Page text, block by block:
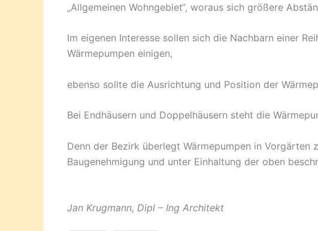
„Allgemeinen Wohngebiet“, woraus sich größere
Im eigenen Interesse sollen sich die Nachbarn einer
Wärmepumpen einigen,
ebenso sollte die Ausrichtung und Position der
Bei Endhäusern und Doppelhäusern steht die
Denn der Bezirk überlegt Wärmepumpen in Vorgärten
Baugenehmigung und unter Einhaltung der oben
Jan Krugmann, Dipl – Ing Architekt